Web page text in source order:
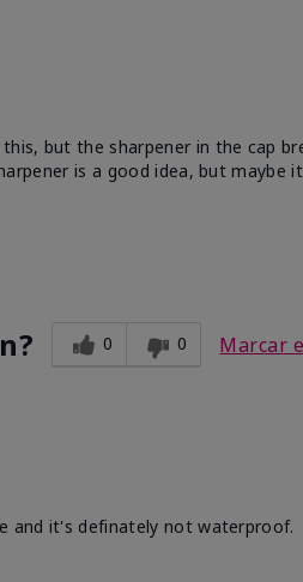
but the sharpener in the cap
is a good idea, but maybe
0 0 Marcar
and it's definately not waterproof.